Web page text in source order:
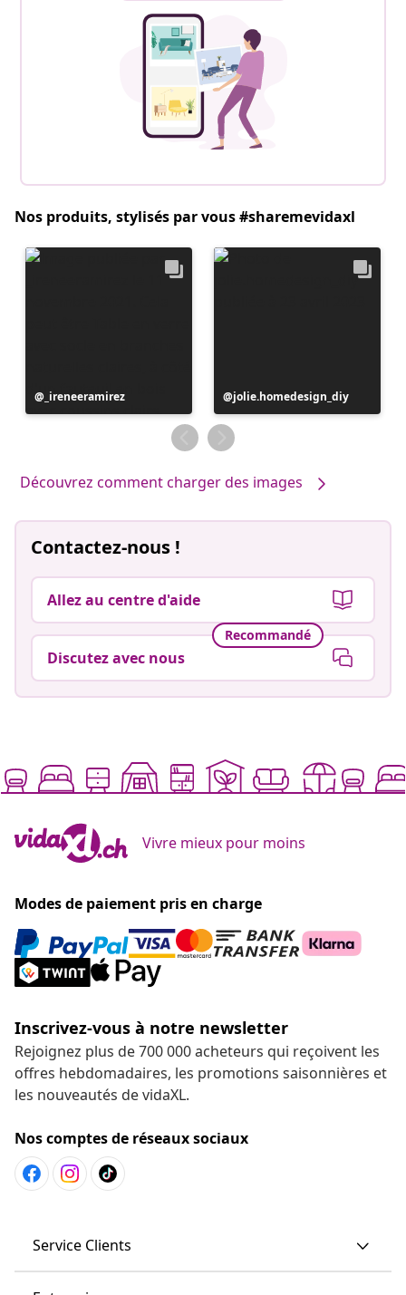
Nos produits, stylisés par vous #sharemevidaxl
Publication
publiée
_ireneeramirez
Publication
publiée
par
jolie.homedesign_diy
Découvrez comment charger des images
Contactez-nous !
Allez au centre d'aide
Recommandé
Discutez avec nous
Vivre mieux pour moins
Modes de paiement pris en charge
Inscrivez-vous à notre newsletter
Rejoignez plus de 700 000 acheteurs qui reçoivent les
offres hebdomadaires, les promotions saisonnières et
les nouveautés de vidaXL.
Nos comptes de réseaux sociaux
Service Clients